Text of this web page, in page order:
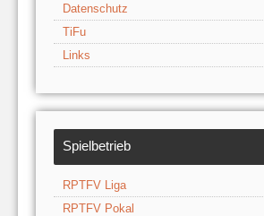
Datenschutz
TiFu
Links
Spielbetrieb
RPTFV Liga
RPTFV Pokal